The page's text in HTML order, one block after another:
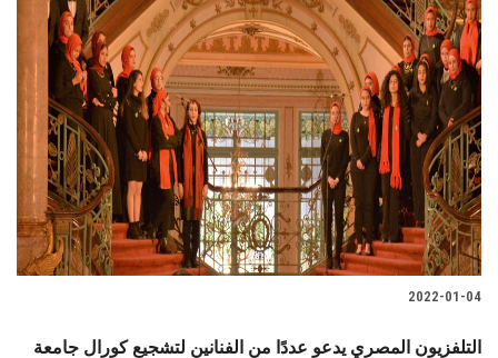
2022-01-04
التلفزيون المصري يدعو عددًا من الفنانين لتشجيع كورال جامعة